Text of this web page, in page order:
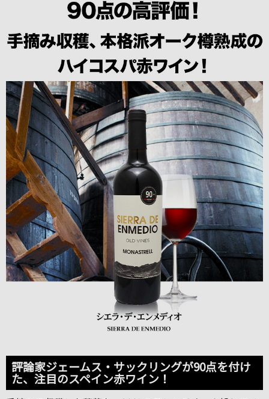
評論家ジェームス・サックリングが90点を付け
た、注目のスペイン赤ワイン！